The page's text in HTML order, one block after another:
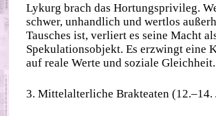
Lykurg brach das Hortungsprivileg.
schwer, unhandlich und wertlos
Tausches ist, verliert es seine Macht
Spekulationsobjekt. Es erzwingt eine
auf reale Werte und soziale Gleichheit.
3. Mittelalterliche Brakteaten (12.–14.